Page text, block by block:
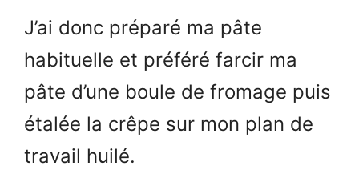
J’ai donc préparé ma pâte
habituelle et préféré farcir ma
pâte d’une boule de fromage puis
étalée la crêpe sur mon plan de
travail huilé.